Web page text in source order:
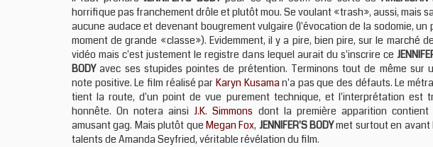
horrifique pas franchement drôle et plutôt mou. Se voulant «trash», aussi, mais
aucune audace et devenant bougrement vulgaire (l'évocation de la sodomie, un
moment de grande «classe»). Evidemment, il y a pire, bien pire, sur le marché
vidéo mais c'est justement le registre dans lequel aurait du s'inscrire ce
BODYavec ses stupides pointes de prétention. Terminons tout de même sur
note positive. Le film réalisé par Karyn Kusama n'a pas que des défauts. Le
tient la route, d'un point de vue purement technique, et l'interprétation est
honnête. On notera ainsiJ.K. Simmons dont la première apparition contient
amusant gag. Mais plutôt que Megan Fox, JENNIFER'S BODYmet surtout en avant
talents de Amanda Seyfried, véritable révélation du film.